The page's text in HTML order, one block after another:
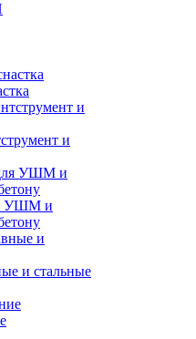
и
УШМ и
и стальные